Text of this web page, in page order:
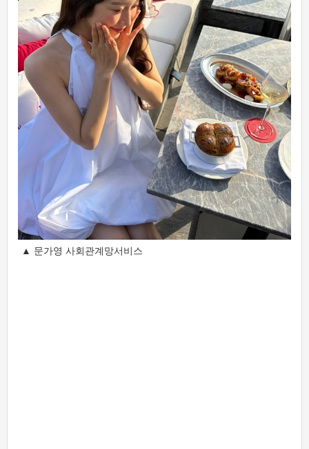
▲ 문가영 사회관계망서비스